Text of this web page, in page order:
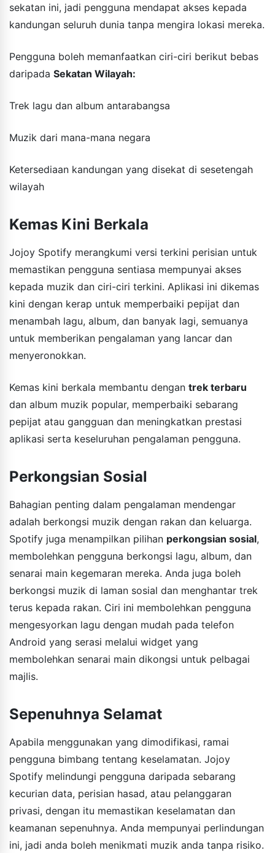
sekatan ini, jadi pengguna mendapat akses kepada
kandungan seluruh dunia tanpa mengira lokasi mereka.
Pengguna boleh memanfaatkan ciri-ciri berikut bebas
daripada Sekatan Wilayah:
Trek lagu dan album antarabangsa
Muzik dari mana-mana negara
Ketersediaan kandungan yang disekat di sesetengah
wilayah
Kemas Kini Berkala
Jojoy Spotify merangkumi versi terkini perisian untuk
memastikan pengguna sentiasa mempunyai akses
kepada muzik dan ciri-ciri terkini. Aplikasi ini dikemas
kini dengan kerap untuk memperbaiki pepijat dan
menambah lagu, album, dan banyak lagi, semuanya
untuk memberikan pengalaman yang lancar dan
menyeronokkan.
Kemas kini berkala membantu dengan trek terbaru
dan album muzik popular, memperbaiki sebarang
pepijat atau gangguan dan meningkatkan prestasi
aplikasi serta keseluruhan pengalaman pengguna.
Perkongsian Sosial
Bahagian penting dalam pengalaman mendengar
adalah berkongsi muzik dengan rakan dan keluarga.
Spotify juga menampilkan pilihan perkongsian sosial,
membolehkan pengguna berkongsi lagu, album, dan
senarai main kegemaran mereka. Anda juga boleh
berkongsi muzik di laman sosial dan menghantar trek
terus kepada rakan. Ciri ini membolehkan pengguna
mengesyorkan lagu dengan mudah pada telefon
Android yang serasi melalui widget yang
membolehkan senarai main dikongsi untuk pelbagai
majlis.
Sepenuhnya Selamat
Apabila menggunakan yang dimodifikasi, ramai
pengguna bimbang tentang keselamatan. Jojoy
Spotify melindungi pengguna daripada sebarang
kecurian data, perisian hasad, atau pelanggaran
privasi, dengan itu memastikan keselamatan dan
keamanan sepenuhnya. Anda mempunyai perlindungan
ini, jadi anda boleh menikmati muzik anda tanpa risiko.